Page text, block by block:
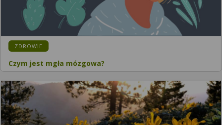
KATEGORIA:
ZDROWIE
Czym jest mgła mózgowa?